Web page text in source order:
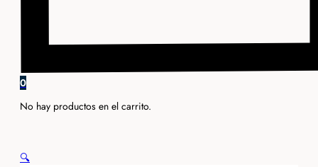
0
No hay productos en el carrito.
🔍